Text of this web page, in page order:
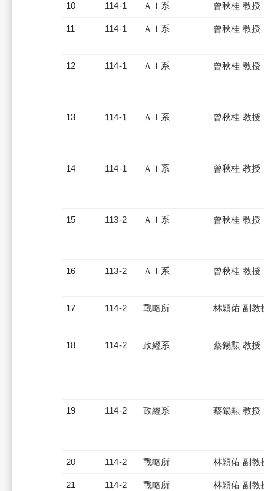
10 114-1 ＡＩ系 曾秋桂 教授
11 114-1 ＡＩ系 曾秋桂 教授
12 114-1 ＡＩ系 曾秋桂 教授
13 114-1 ＡＩ系 曾秋桂 教授
14 114-1 ＡＩ系 曾秋桂 教授
15 113-2 ＡＩ系 曾秋桂 教授
16 113-2 ＡＩ系 曾秋桂 教授
17 114-2 戰略所 林穎佑 副教
18 114-2 政經系 蔡錫勲 教授
19 114-2 政經系 蔡錫勲 教授
20 114-2 戰略所 林穎佑 副教
21 114-2 戰略所 林穎佑 副教